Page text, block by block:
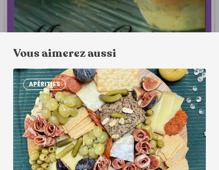
Vous aimerez aussi
APÉRITIFS